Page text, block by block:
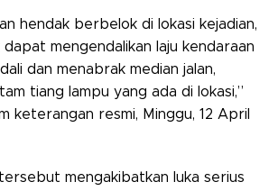
hendak berbelok di lokasi kejadian,
mengendalikan laju kendaraan
dan menabrak median jalan,
tiang lampu yang ada di lokasi,”
keterangan resmi, Minggu, 12 April
mengakibatkan luka serius